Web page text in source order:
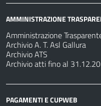
AMMINISTRAZIONE
Amministrazione
Archivio A. T. Asl Gallura
Archivio ATS
Archivio atti fino al
PAGAMENTI E CUPWEB